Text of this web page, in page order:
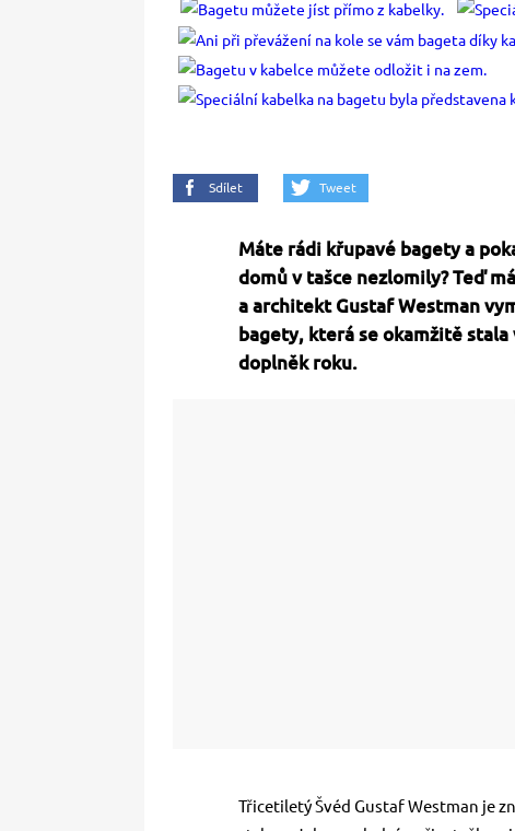
Sdílet Tweet
Máte rádi křupavé bagety a
domů v tašce nezlomily? Teď
a architekt Gustaf Westman
bagety, která se okamžitě
doplněk roku.
Třicetiletý Švéd Gustaf Westman je